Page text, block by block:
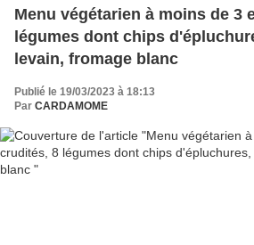
Menu végétarien à moins de 3
légumes dont chips
levain, fromage blanc
Publié le 19/03/2023 à 18:13
Par CARDAMOME